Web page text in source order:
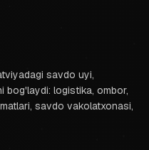
savdo uyi,
bog'laydi: logistika, ombor,
savdo vakolatxonasi,